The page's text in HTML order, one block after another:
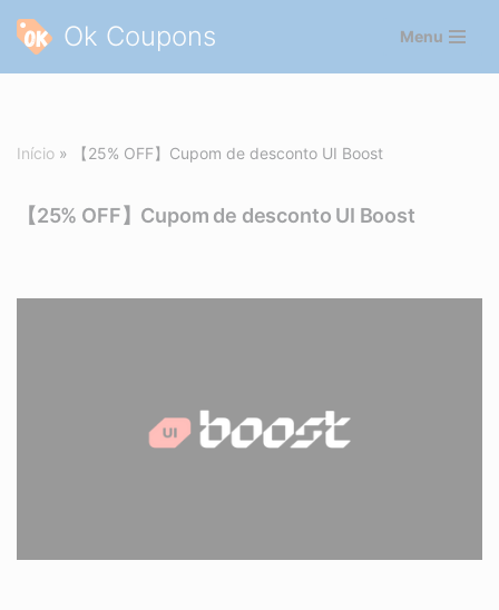
Pular
Ok Coupons Menu
Início » 【25% OFF】Cupom de desconto UI Boost
【25% OFF】Cupom de desconto UI Boost